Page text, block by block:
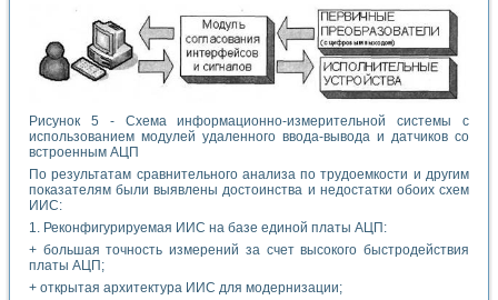
Рисунок 5 - Схема информационно-измерительной системы с
использованием модулей удаленного ввода-вывода и датчиков со
встроенным АЦП
По результатам сравнительного анализа по трудоемкости и другим
показателям были выявлены достоинства и недостатки обоих схем
ИИС:
1. Реконфигурируемая ИИС на базе единой платы АЦП:
+ большая точность измерений за счет высокого быстродействия
платы АЦП;
+ открытая архитектура ИИС для модернизации;